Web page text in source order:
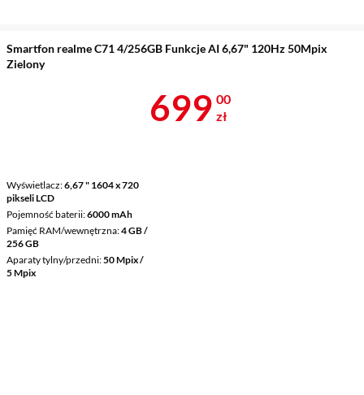
Smartfon realme C71 4/256GB Funkcje AI 6,67" 120Hz 50Mpix
Zielony
Wyświetlacz 6,67 " 1604 x 720
pikseli LCD
Pojemność baterii 6000 mAh
Pamięć RAM/wewnętrzna 4 GB /
256 GB
Aparaty tylny/przedni 50 Mpix /
5 Mpix
Cena 699 zł
699 00
zł